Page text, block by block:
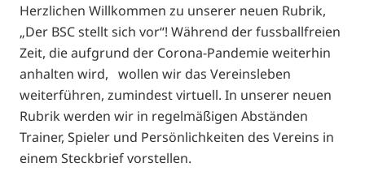
Herzlichen Willkommen zu unserer neuen Rubrik,
„Der BSC stellt sich vor“! Während der fussballfreien
Zeit, die aufgrund der Corona-Pandemie weiterhin
anhalten wird, wollen wir das Vereinsleben
weiterführen, zumindest virtuell. In unserer neuen
Rubrik werden wir in regelmäßigen Abständen
Trainer, Spieler und Persönlichkeiten des Vereins in
einem Steckbrief vorstellen.